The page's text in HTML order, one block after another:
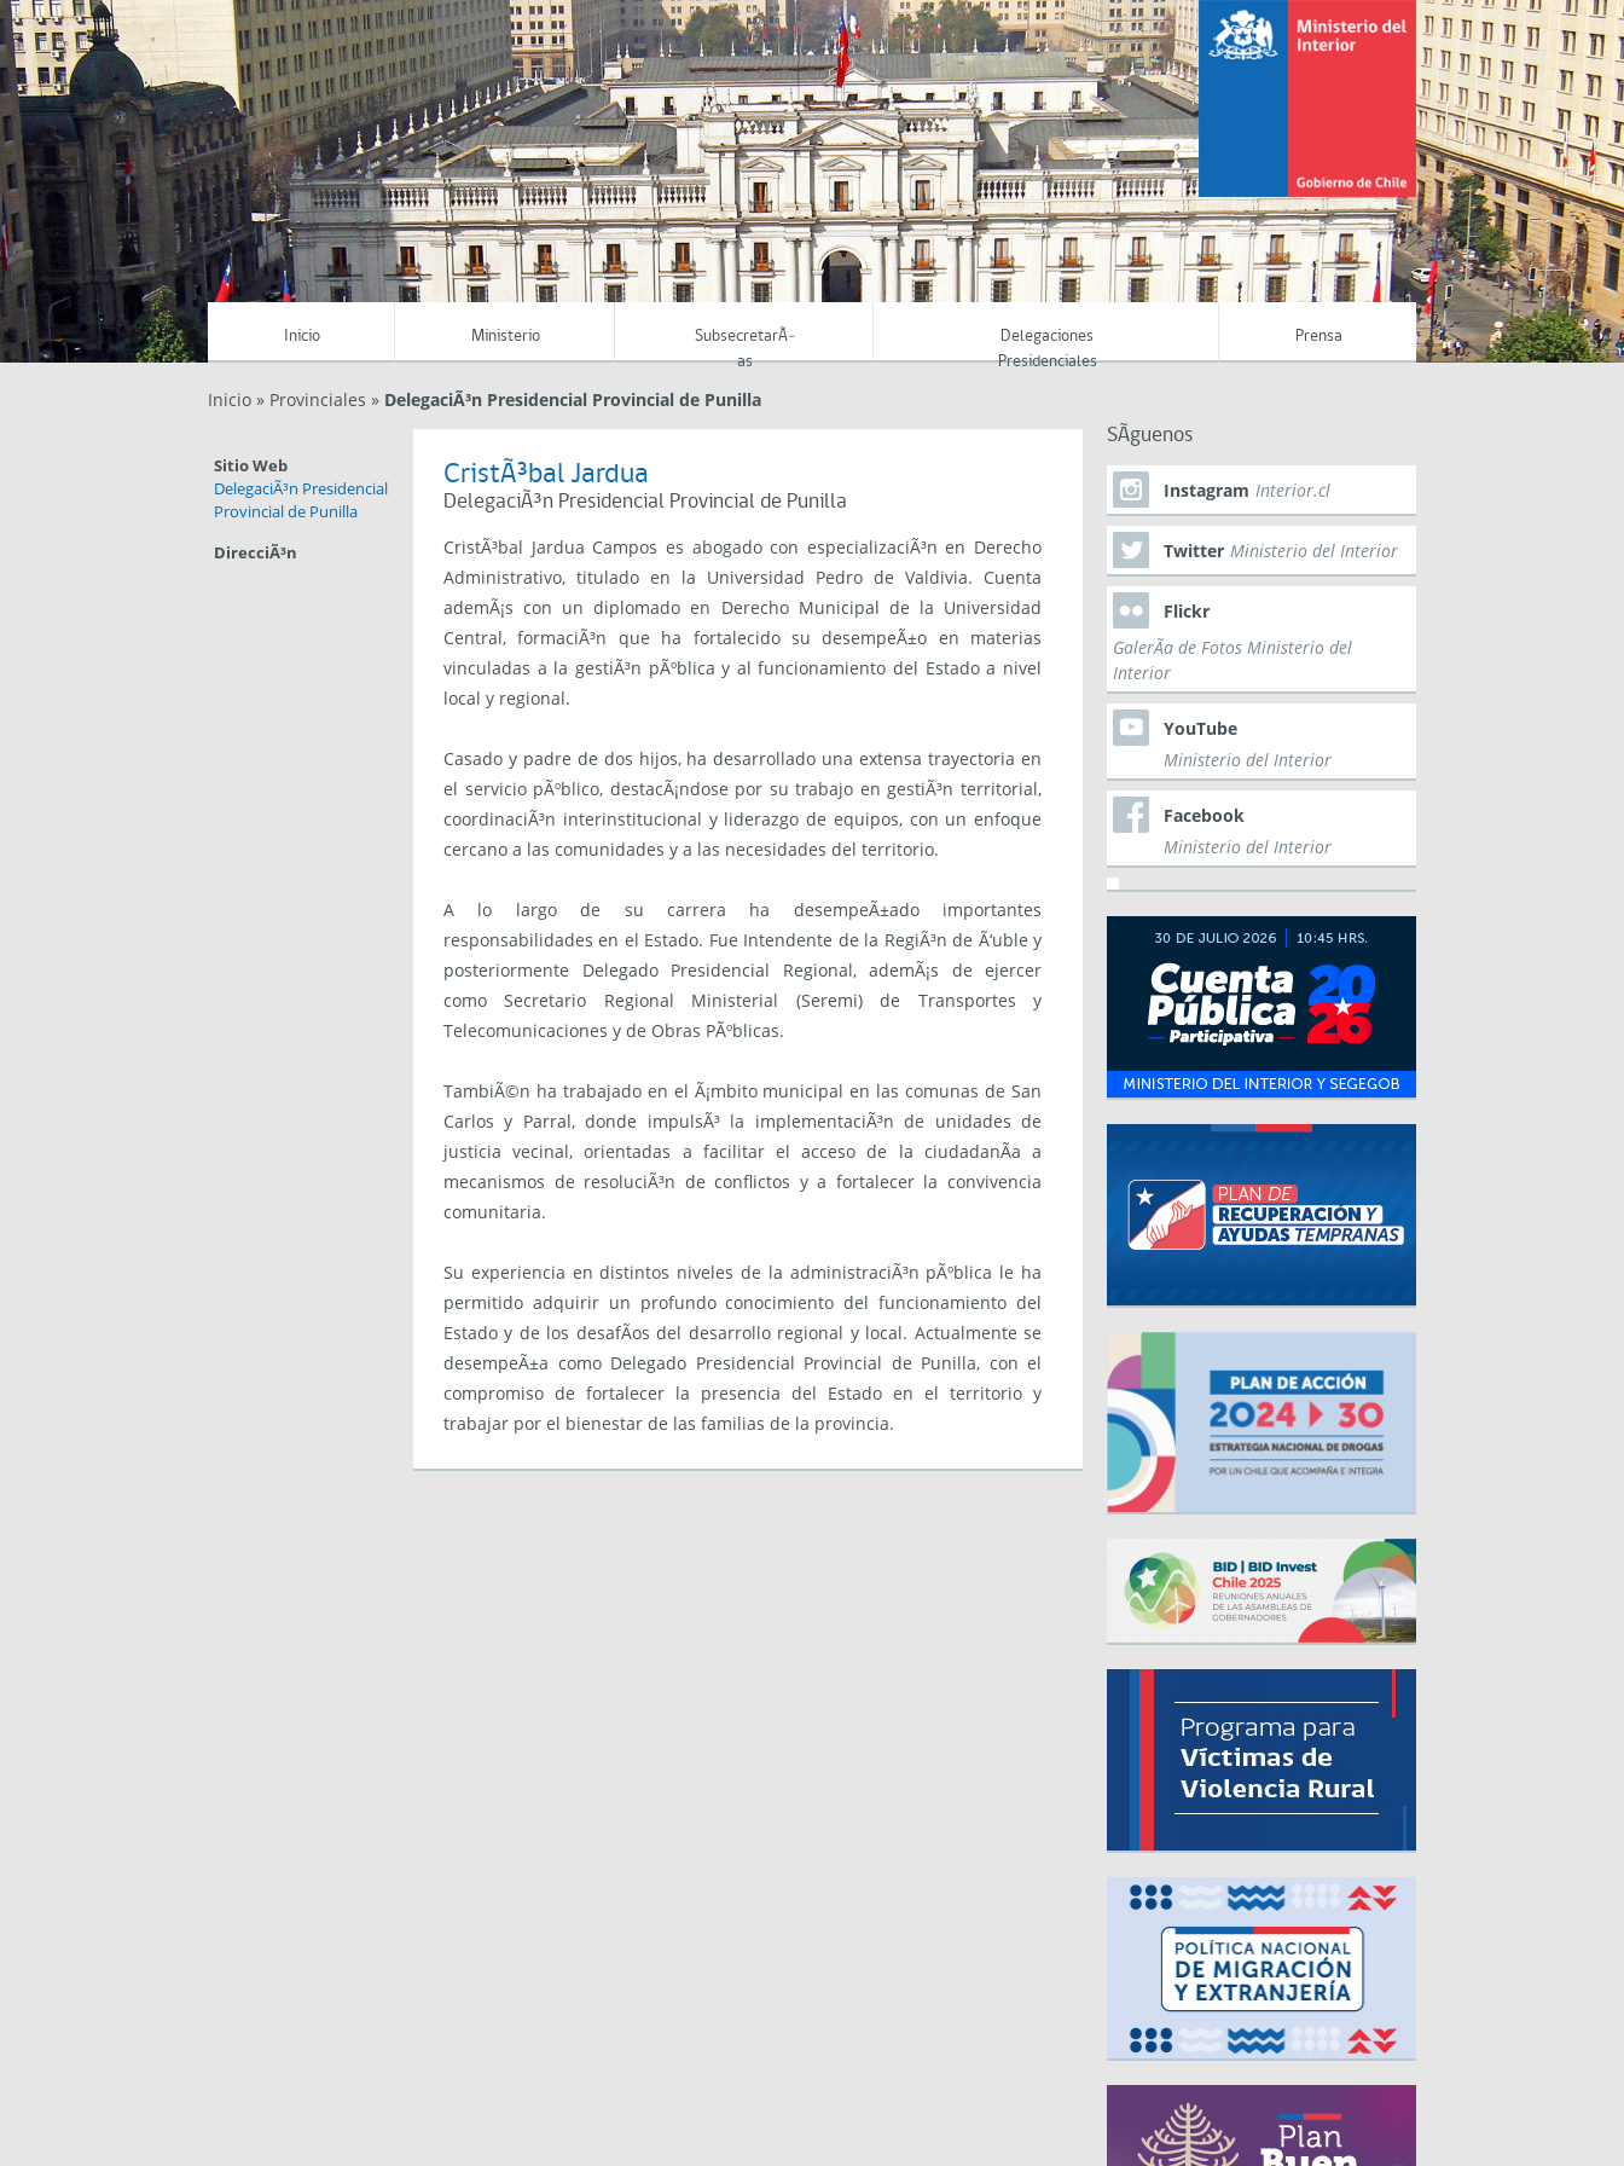
Inicio Ministerio
SubsecretarÃ­
as
Delegaciones
Presidenciales
Prensa
Inicio » Provinciales » DelegaciÃ³n Presidencial Provincial de Punilla
Sitio Web
DelegaciÃ³n Presidencial
Provincial de Punilla
DirecciÃ³n
CristÃ³bal Jardua
DelegaciÃ³n Presidencial Provincial de Punilla
CristÃ³bal Jardua Campos es abogado con especializaciÃ³n en Derecho
Administrativo, titulado en la Universidad Pedro de Valdivia. Cuenta
ademÃ¡s con un diplomado en Derecho Municipal de la Universidad
Central, formaciÃ³n que ha fortalecido su desempeÃ±o en materias
vinculadas a la gestiÃ³n pÃºblica y al funcionamiento del Estado a nivel
local y regional.
Casado y padre de dos hijos, ha desarrollado una extensa trayectoria en
el servicio pÃºblico, destacÃ¡ndose por su trabajo en gestiÃ³n territorial,
coordinaciÃ³n interinstitucional y liderazgo de equipos, con un enfoque
cercano a las comunidades y a las necesidades del territorio.
A lo largo de su carrera ha desempeÃ±ado importantes
responsabilidades en el Estado. Fue Intendente de la RegiÃ³n de Ã‘uble y
posteriormente Delegado Presidencial Regional, ademÃ¡s de ejercer
como Secretario Regional Ministerial (Seremi) de Transportes y
Telecomunicaciones y de Obras PÃºblicas.
TambiÃ©n ha trabajado en el Ã¡mbito municipal en las comunas de San
Carlos y Parral, donde impulsÃ³ la implementaciÃ³n de unidades de
justicia vecinal, orientadas a facilitar el acceso de la ciudadanÃ­a a
mecanismos de resoluciÃ³n de conflictos y a fortalecer la convivencia
comunitaria.
Su experiencia en distintos niveles de la administraciÃ³n pÃºblica le ha
permitido adquirir un profundo conocimiento del funcionamiento del
Estado y de los desafÃ­os del desarrollo regional y local. Actualmente se
desempeÃ±a como Delegado Presidencial Provincial de Punilla, con el
compromiso de fortalecer la presencia del Estado en el territorio y
trabajar por el bienestar de las familias de la provincia.
SÃ­guenos
Instagram Interior.cl
Twitter Ministerio del Interior
Flickr
GalerÃ­a de Fotos Ministerio del
Interior
YouTube
Ministerio del Interior
Facebook
Ministerio del Interior